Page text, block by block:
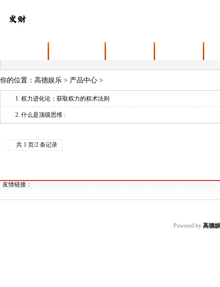
你的位置： 高德娱乐 > 产品中心 >
1. 权力进化论：获取权力的权术法则
2. 什么是顶级思维 :​​
共 1 页/2 条记录
友情链接：
Powered by 高德